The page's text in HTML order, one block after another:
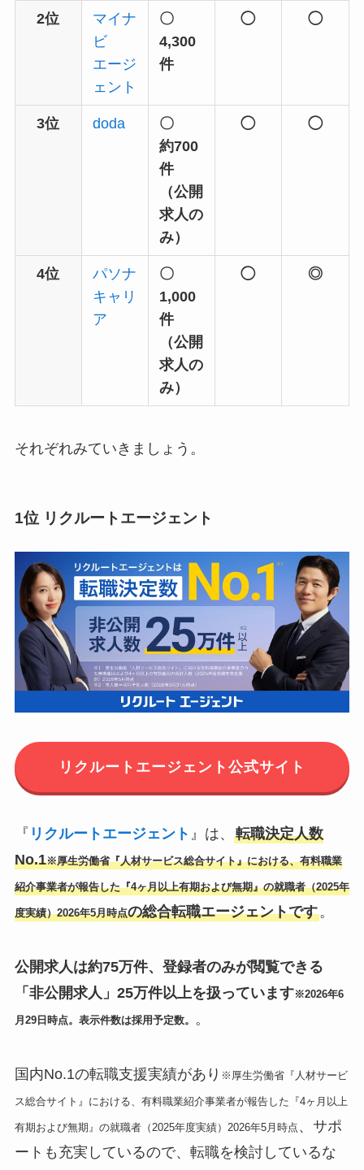
2位
マイナ
ビ
エージ
ェント
〇
4,300
件
◯ ◯
3位 doda
〇
約700
件
（公開
求人の
み）
◯ ◯
4位
パソナ
キャリ
ア
〇
1,000
件
（公開
求人の
み）
◯ ◎
それぞれみていきましょう。
1位 リクルートエージェント
リクルートエージェント公式サイト
『 リクルートエージェント 』は、 転職決定人数
No.1※厚生労働省『人材サービス総合サイト』における、有料職業
紹介事業者が報告した『4ヶ月以上有期および無期』の就職者（2025年
度実績）2026年5月時点の総合転職エージェントです。
公開求人は約75万件、登録者のみが閲覧できる
「非公開求人」25万件以上を扱っています※2026年6
月29日時点。表示件数は採用予定数。 。
国内No.1の転職支援実績があり ※厚生労働省『人材サービ
ス総合サイト』における、有料職業紹介事業者が報告した『4ヶ月以上
有期および無期』の就職者（2025年度実績）2026年5月時点 、サポ
ートも充実しているので、転職を検討しているな